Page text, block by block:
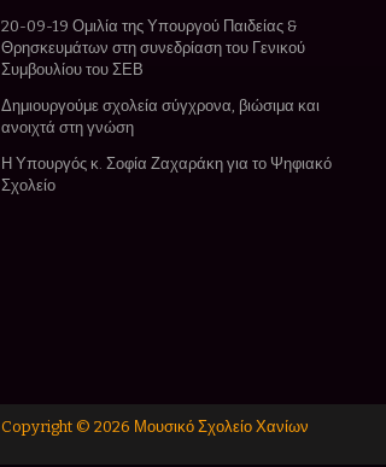
20-09-19 Ομιλία της Υπουργού Παιδείας &
Θρησκευμάτων στη συνεδρίαση του Γενικού
Συμβουλίου του ΣΕΒ
Δημιουργούμε σχολεία σύγχρονα, βιώσιμα και
ανοιχτά στη γνώση
Η Υπουργός κ. Σοφία Ζαχαράκη για το Ψηφιακό
Σχολείο
Copyright © 2026 Μουσικό Σχολείο Χανίων